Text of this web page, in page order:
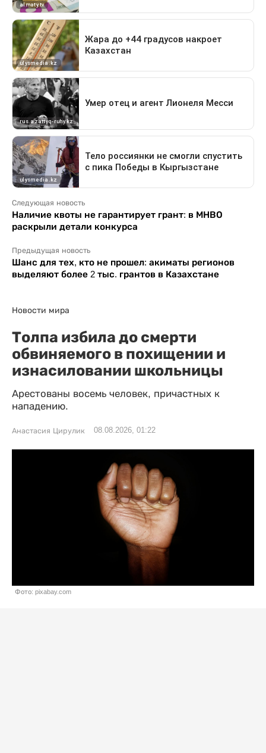
Следующая новость
Наличие квоты не гарантирует грант: в МНВО
раскрыли детали конкурса
Предыдущая новость
Шанс для тех, кто не прошел: акиматы регионов
выделяют более 2 тыс. грантов в Казахстане
Новости мира
Толпа избила до смерти
обвиняемого в похищении и
изнасиловании школьницы
Арестованы восемь человек, причастных к
нападению.
Анастасия Цирулик 08.08.2026, 01:22
Фото: pixabay.com